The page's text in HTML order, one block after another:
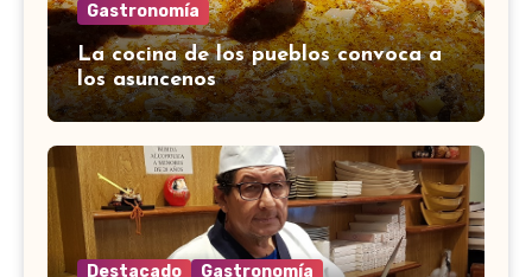
Gastronomía
La cocina de los pueblos convoca a
los asuncenos
Destacado Gastronomía